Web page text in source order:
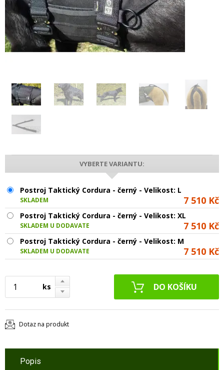
VYBERTE VARIANTU:
Postroj Taktický Cordura - černý - Velikost: L
SKLADEM 7 510 Kč
Postroj Taktický Cordura - černý - Velikost: XL
SKLADEM U DODAVATELE 7 510 Kč
Postroj Taktický Cordura - černý - Velikost: M
SKLADEM U DODAVATELE 7 510 Kč
ks
Dotaz na produkt
Popis